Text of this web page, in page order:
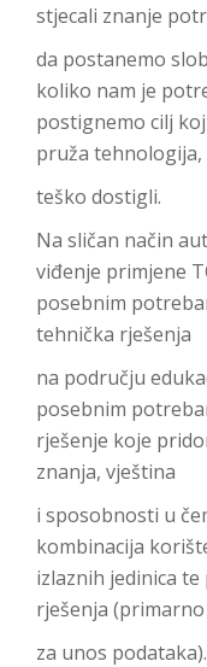
stjecali znanje
da postanemo
koliko nam je
postignemo cilj
pruža tehnologija,
teško dostigli.
Na sličan način
viđenje primjene
posebnim
tehnička rješenja
na području
posebnim
rješenje koje
znanja, vještina
i sposobnosti u
kombinacija
izlaznih jedinica
rješenja (primarno
za unos podataka).